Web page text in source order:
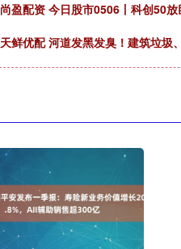
尚盈配资 今日股市0506丨科创50
天鲜优配 河道发黑发臭！建筑垃